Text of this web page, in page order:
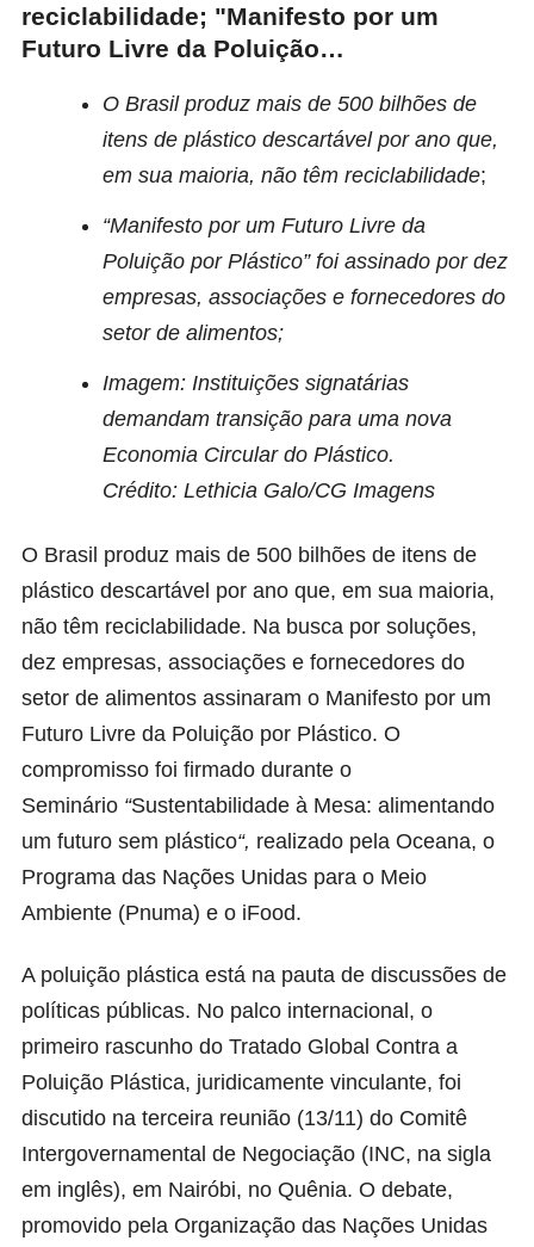
reciclabilidade; "Manifesto por um
Futuro Livre da Poluição…
O Brasil produz mais de 500 bilhões de
itens de plástico descartável por ano que,
em sua maioria, não têm reciclabilidade;
“Manifesto por um Futuro Livre da
Poluição por Plástico” foi assinado por dez
empresas, associações e fornecedores do
setor de alimentos;
Imagem: Instituições signatárias
demandam transição para uma nova
Economia Circular do Plástico.
Crédito: Lethicia Galo/CG Imagens
O Brasil produz mais de 500 bilhões de itens de
plástico descartável por ano que, em sua maioria,
não têm reciclabilidade. Na busca por soluções,
dez empresas, associações e fornecedores do
setor de alimentos assinaram o Manifesto por um
Futuro Livre da Poluição por Plástico. O
compromisso foi firmado durante o
Seminário “Sustentabilidade à Mesa: alimentando
um futuro sem plástico“, realizado pela Oceana, o
Programa das Nações Unidas para o Meio
Ambiente (Pnuma) e o iFood.
A poluição plástica está na pauta de discussões de
políticas públicas. No palco internacional, o
primeiro rascunho do Tratado Global Contra a
Poluição Plástica, juridicamente vinculante, foi
discutido na terceira reunião (13/11) do Comitê
Intergovernamental de Negociação (INC, na sigla
em inglês), em Nairóbi, no Quênia. O debate,
promovido pela Organização das Nações Unidas